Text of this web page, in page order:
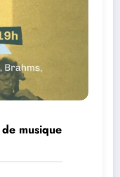
musique